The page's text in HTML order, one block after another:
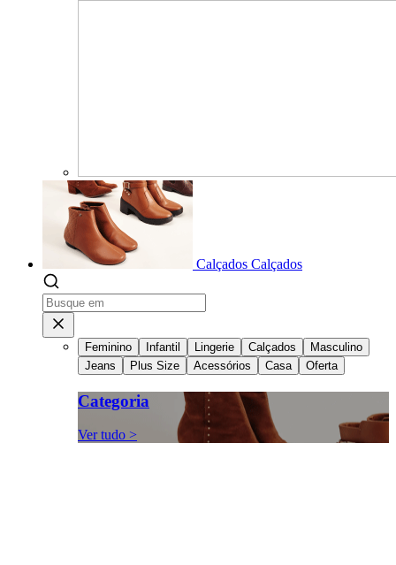
Calçados Calçados
Feminino Infantil Lingerie Calçados
Masculino
Jeans
Plus Size Acessórios Casa Oferta
Categoria
Ver tudo >